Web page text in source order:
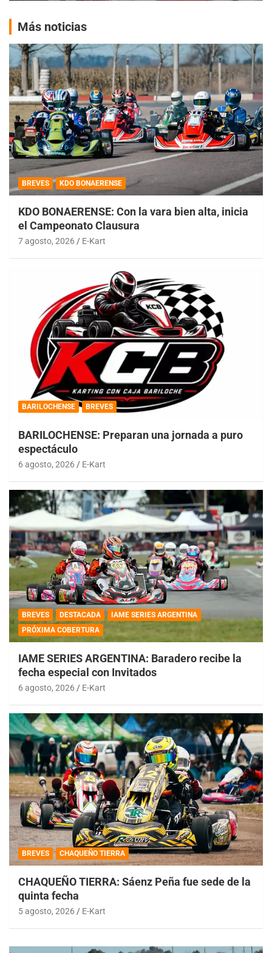
Más noticias
BREVES KDO BONAERENSE
KDO BONAERENSE: Con la vara bien alta, inicia
el Campeonato Clausura
7 agosto, 2026 E-Kart
BARILOCHENSE BREVES
BARILOCHENSE: Preparan una jornada a puro
espectáculo
6 agosto, 2026 E-Kart
BREVES DESTACADA
IAME SERIES ARGENTINA
PRÓXIMA COBERTURA
IAME SERIES ARGENTINA: Baradero recibe la
fecha especial con Invitados
6 agosto, 2026 E-Kart
BREVES CHAQUEÑO TIERRA
CHAQUEÑO TIERRA: Sáenz Peña fue sede de la
quinta fecha
5 agosto, 2026 E-Kart